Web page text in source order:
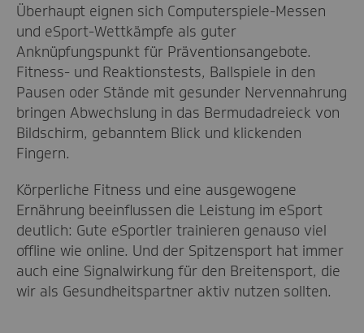
Überhaupt eignen sich Computerspiele-Messen
und eSport-Wettkämpfe als guter
Anknüpfungspunkt für Präventionsangebote.
Fitness- und Reaktionstests, Ballspiele in den
Pausen oder Stände mit gesunder Nervennahrung
bringen Abwechslung in das Bermudadreieck von
Bildschirm, gebanntem Blick und klickenden
Fingern.
Körperliche Fitness und eine ausgewogene
Ernährung beeinflussen die Leistung im eSport
deutlich: Gute eSportler trainieren genauso viel
offline wie online. Und der Spitzensport hat immer
auch eine Signalwirkung für den Breitensport, die
wir als Gesundheitspartner aktiv nutzen sollten.